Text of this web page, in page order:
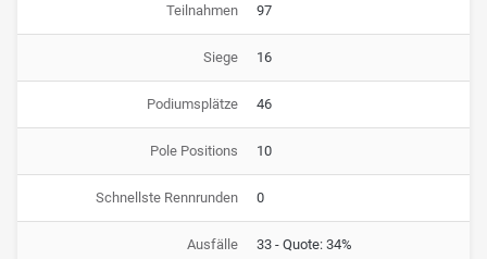
Teilnahmen 97
Siege 16
Podiumsplätze 46
Pole Positions 10
Schnellste Rennrunden 0
Ausfälle 33 - Quote: 34%